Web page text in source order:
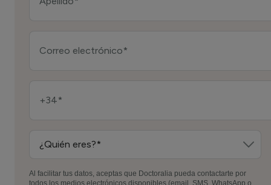
Al facilitar tus datos, aceptas que Doctoralia pueda contactarte por
todos los medios electrónicos disponibles (email, SMS, WhatsApp o